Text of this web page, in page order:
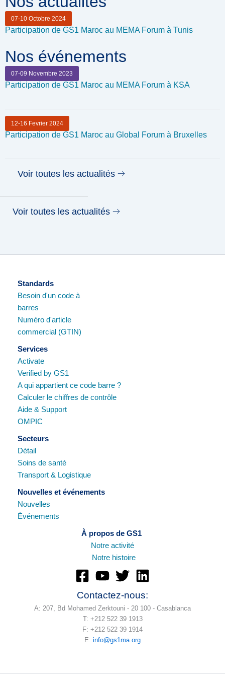
07-10 Octobre 2024
Participation de GS1 Maroc au MEMA Forum à Tunis
Nos événements
07-09 Novembre 2023
Participation de GS1 Maroc au MEMA Forum à KSA
12-16 Fevrier 2024
Participation de GS1 Maroc au Global Forum à Bruxelles
Voir toutes les actualités
Voir toutes les actualités
Standards
Besoin d'un code à
barres
Numéro d'article
commercial (GTIN)
Services
Activate
Verified by GS1
A qui appartient ce code barre ?
Calculer le chiffres de contrôle
Aide & Support
OMPIC
Secteurs
Détail
Soins de santé
Transport & Logistique
Nouvelles et événements
Nouvelles
Événements
À propos de GS1
Notre activité
Notre histoire
Contactez-nous:
A: 207, Bd Mohamed Zerktouni - 20 100 - Casablanca
T: +212 522 39 1913
F: +212 522 39 1914
E: info@gs1ma.org